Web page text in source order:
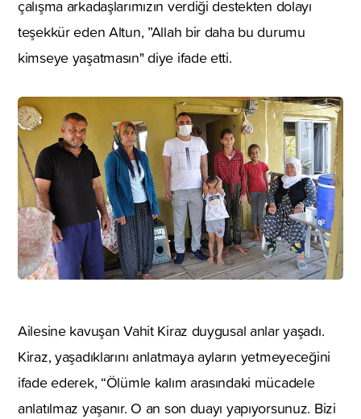
çalışma arkadaşlarımızın verdiği destekten dolayı
teşekkür eden Altun, ”Allah bir daha bu durumu
kimseye yaşatmasın" diye ifade etti.
Ailesine kavuşan Vahit Kiraz duygusal anlar yaşadı.
Kiraz, yaşadıklarını anlatmaya ayların yetmeyeceğini
ifade ederek, “Ölümle kalım arasındaki mücadele
anlatılmaz yaşanır. O an son duayı yapıyorsunuz. Bizi